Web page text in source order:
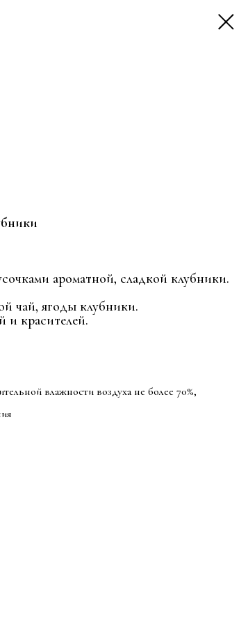
ароматной, сладкой клубники.
чай, ягоды клубники.
и красителей.
влажности воздуха не более 70%,